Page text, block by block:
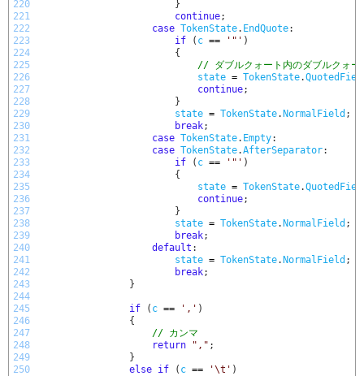
220
221
222
223
224
225
226
227
228
229
230
231
232
233
234
235
236
237
238
239
240
241
242
243
244
245
246
247
248
249
250
}
continue;
case TokenState. EndQuote:
if
( c == '"' )
{
// ダブルクォート内のダブルクォー
state = TokenState.
continue;
}
state = TokenState. NormalField ;
break;
case TokenState. Empty:
case TokenState.AfterSeparator:
if
( c == '"' )
{
state = TokenState.
continue;
}
state = TokenState. NormalField ;
break;
default :
state = TokenState. NormalField ;
break;
}
if ( c == ',' )
{
// カンマ
return
"," ;
}
else if ( c == '\t' )